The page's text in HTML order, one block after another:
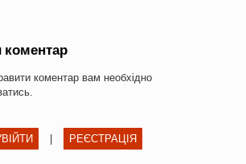
коментар
коментар вам необхідно
.
РЕЄСТРАЦІЯ